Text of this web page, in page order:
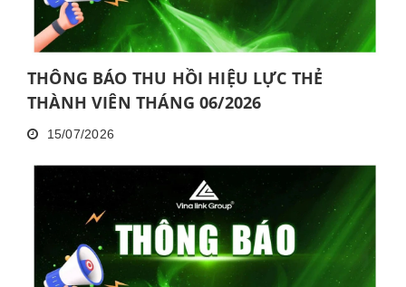
THÔNG BÁO THU HỒI HIỆU LỰC THẺ
THÀNH VIÊN THÁNG 06/2026
15/07/2026